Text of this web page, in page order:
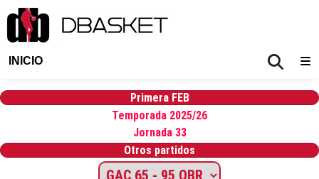
INICIO
Primera FEB
Temporada 2025/26
Jornada 33
Otros partidos